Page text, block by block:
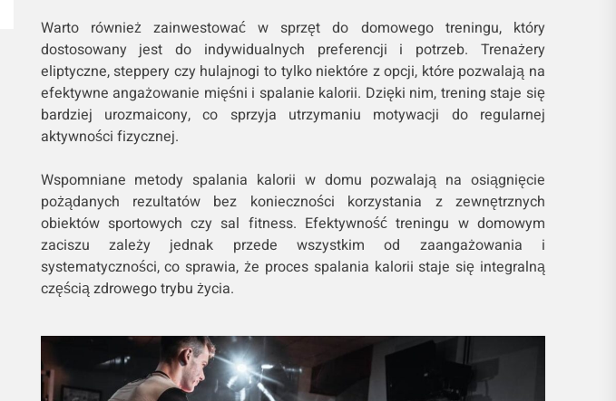
Warto również zainwestować w sprzęt do domowego treningu, który
dostosowany jest do indywidualnych preferencji i potrzeb. Trenażery
eliptyczne, steppery czy hulajnogi to tylko niektóre z opcji, które pozwalają na
efektywne angażowanie mięśni i spalanie kalorii. Dzięki nim, trening staje się
bardziej urozmaicony, co sprzyja utrzymaniu motywacji do regularnej
aktywności fizycznej.
Wspomniane metody spalania kalorii w domu pozwalają na osiągnięcie
pożądanych rezultatów bez konieczności korzystania z zewnętrznych
obiektów sportowych czy sal fitness. Efektywność treningu w domowym
zaciszu zależy jednak przede wszystkim od zaangażowania i
systematyczności, co sprawia, że proces spalania kalorii staje się integralną
częścią zdrowego trybu życia.